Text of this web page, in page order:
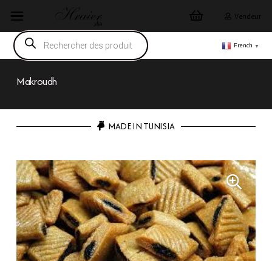
Vendeur
Recherche
de
produits
French ▼
Makroudh
MADE IN TUNISIA